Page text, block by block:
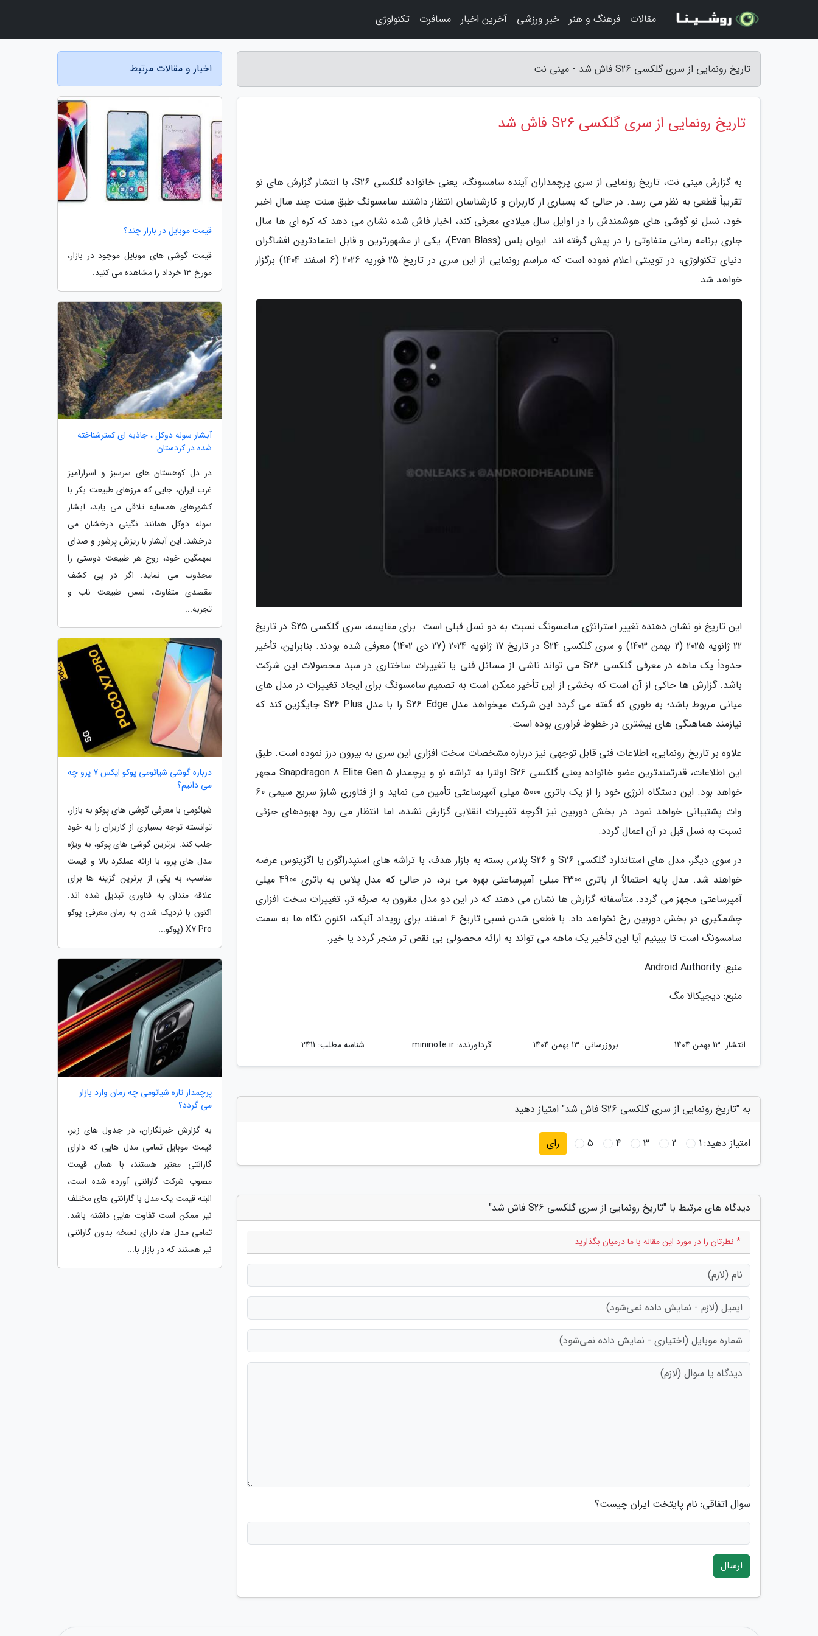
تاریخ رونمایی از سری گلکسی S26 فاش شد - مینی نت
تاریخ رونمایی از سری گلکسی S26 فاش شد
به گزارش مینی نت، تاریخ رونمایی از سری پرچمداران آینده سامسونگ، یعنی خانواده گلکسی S26، با انتشار گزارش های نو
تقریباً قطعی به نظر می رسد. در حالی که بسیاری از کاربران و کارشناسان انتظار داشتند سامسونگ طبق سنت چند سال اخیر
خود، نسل نو گوشی های هوشمندش را در اوایل سال میلادی معرفی کند، اخبار فاش شده نشان می دهد که کره ای ها سال
جاری برنامه زمانی متفاوتی را در پیش گرفته اند. ایوان بلس (Evan Blass)، یکی از مشهورترین و قابل اعتمادترین افشاگران
دنیای تکنولوژی، در توییتی اعلام نموده است که مراسم رونمایی از این سری در تاریخ 25 فوریه 2026 (6 اسفند 1404) برگزار
خواهد شد.
این تاریخ نو نشان دهنده تغییر استراتژی سامسونگ نسبت به دو نسل قبلی است. برای مقایسه، سری گلکسی S25 در تاریخ
22 ژانویه 2025 (2 بهمن 1403) و سری گلکسی S24 در تاریخ 17 ژانویه 2024 (27 دی 1402) معرفی شده بودند. بنابراین، تأخیر
حدوداً یک ماهه در معرفی گلکسی S26 می تواند ناشی از مسائل فنی یا تغییرات ساختاری در سبد محصولات این شرکت
باشد. گزارش ها حاکی از آن است که بخشی از این تأخیر ممکن است به تصمیم سامسونگ برای ایجاد تغییرات در مدل های
میانی مربوط باشد؛ به طوری که گفته می گردد این شرکت میخواهد مدل S26 Edge را با مدل S26 Plus جایگزین کند که
نیازمند هماهنگی های بیشتری در خطوط فراوری بوده است.
علاوه بر تاریخ رونمایی، اطلاعات فنی قابل توجهی نیز درباره مشخصات سخت افزاری این سری به بیرون درز نموده است. طبق
این اطلاعات، قدرتمندترین عضو خانواده یعنی گلکسی S26 اولترا به تراشه نو و پرچمدار Snapdragon 8 Elite Gen 5 مجهز
خواهد بود. این دستگاه انرژی خود را از یک باتری 5000 میلی آمپرساعتی تأمین می نماید و از فناوری شارژ سریع سیمی 60
وات پشتیبانی خواهد نمود. در بخش دوربین نیز اگرچه تغییرات انقلابی گزارش نشده، اما انتظار می رود بهبودهای جزئی
نسبت به نسل قبل در آن اعمال گردد.
در سوی دیگر، مدل های استاندارد گلکسی S26 و S26 پلاس بسته به بازار هدف، با تراشه های اسنپدراگون یا اگزینوس عرضه
خواهند شد. مدل پایه احتمالاً از باتری 4300 میلی آمپرساعتی بهره می برد، در حالی که مدل پلاس به باتری 4900 میلی
آمپرساعتی مجهز می گردد. متأسفانه گزارش ها نشان می دهند که در این دو مدل مقرون به صرفه تر، تغییرات سخت افزاری
چشمگیری در بخش دوربین رخ نخواهد داد. با قطعی شدن نسبی تاریخ 6 اسفند برای رویداد آنپکد، اکنون نگاه ها به سمت
سامسونگ است تا ببینیم آیا این تأخیر یک ماهه می تواند به ارائه محصولی بی نقص تر منجر گردد یا خیر.
منبع: Android Authority
منبع: دیجیکالا مگ
انتشار: 13 بهمن 1404 بروزرسانی: 13 بهمن 1404 گردآورنده:mininote.ir شناسه مطلب: 2411
به "تاریخ رونمایی از سری گلکسی S26 فاش شد" امتیاز دهید
امتیاز دهید:1
2
3
4
5 رای
دیدگاه های مرتبط با "تاریخ رونمایی از سری گلکسی S26 فاش شد"
* نظرتان را در مورد این مقاله با ما درمیان بگذارید
سوال اتفاقی: نام پایتخت ایران چیست؟
ارسال
اخبار و مقالات مرتبط
قیمت موبایل در بازار چند؟
قیمت گوشی های موبایل موجود در بازار،
مورخ 13 خرداد را مشاهده می کنید.
آبشار سوله دوکل ، جاذبه ای کمترشناخته
شده در کردستان
در دل کوهستان های سرسبز و اسرارآمیز
غرب ایران، جایی که مرزهای طبیعت بکر با
کشورهای همسایه تلاقی می یابد، آبشار
سوله دوکل همانند نگینی درخشان می
درخشد. این آبشار با ریزش پرشور و صدای
سهمگین خود، روح هر طبیعت دوستی را
مجذوب می نماید. اگر در پی کشف
مقصدی متفاوت، لمس طبیعت ناب و
تجربه...
درباره گوشی شیائومی پوکو ایکس 7 پرو چه
می دانیم؟
شیائومی با معرفی گوشی های پوکو به بازار،
توانسته توجه بسیاری از کاربران را به خود
جلب کند. برترین گوشی های پوکو، به ویژه
مدل های پرو، با ارائه عملکرد بالا و قیمت
مناسب، به یکی از برترین گزینه ها برای
علاقه مندان به فناوری تبدیل شده اند.
اکنون با نزدیک شدن به زمان معرفی پوکو
X7 Pro (پوکو...
پرچمدار تازه شیائومی چه زمان وارد بازار
می گردد؟
به گزارش خبرنگاران، در جدول های زیر،
قیمت موبایل تمامی مدل هایی که دارای
گارانتی معتبر هستند، با همان قیمت
مصوب شرکت گارانتی آورده شده است،
البته قیمت یک مدل با گارانتی های مختلف
نیز ممکن است تفاوت هایی داشته باشد.
تمامی مدل ها، دارای نسخه بدون گارانتی
نیز هستند که در بازار با...
مقالات فرهنگ و هنر خبر ورزشی آخرین اخبار مسافرت تکنولوژی